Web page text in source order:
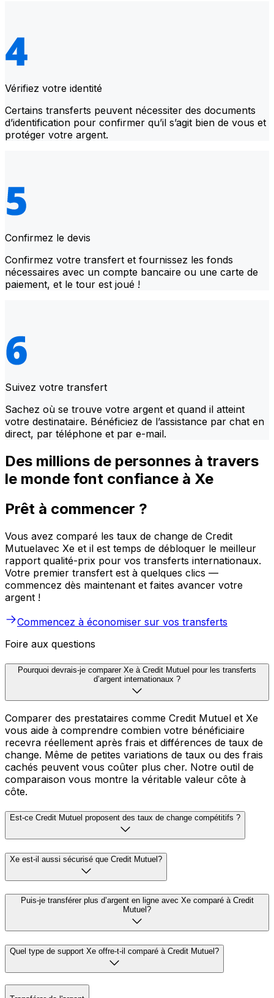
Vérifiez votre identité
Certains transferts peuvent nécessiter des documents
d’identification pour confirmer qu’il s’agit bien de vous et
protéger votre argent.
Confirmez le devis
Confirmez votre transfert et fournissez les fonds
nécessaires avec un compte bancaire ou une carte de
paiement, et le tour est joué !
Suivez votre transfert
Sachez où se trouve votre argent et quand il atteint
votre destinataire. Bénéficiez de l’assistance par chat en
direct, par téléphone et par e-mail.
Des millions de personnes à travers
le monde font confiance à Xe
Prêt à commencer ?
Vous avez comparé les taux de change de Credit
Mutuelavec Xe et il est temps de débloquer le meilleur
rapport qualité-prix pour vos transferts internationaux.
Votre premier transfert est à quelques clics —
commencez dès maintenant et faites avancer votre
argent !
Commencez à économiser sur vos transferts
Foire aux questions
Pourquoi devrais-je comparer Xe à Credit Mutuel pour les transferts
d’argent internationaux ?
Comparer des prestataires comme Credit Mutuel et Xe
vous aide à comprendre combien votre bénéficiaire
recevra réellement après frais et différences de taux de
change. Même de petites variations de taux ou des frais
cachés peuvent vous coûter plus cher. Notre outil de
comparaison vous montre la véritable valeur côte à
côte.
Est-ce Credit Mutuel proposent des taux de change compétitifs ?
Xe est-il aussi sécurisé que Credit Mutuel?
Puis-je transférer plus d’argent en ligne avec Xe comparé à Credit
Mutuel?
Quel type de support Xe offre-t-il comparé à Credit Mutuel?